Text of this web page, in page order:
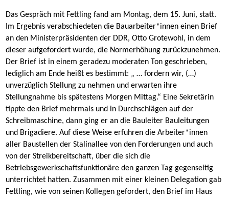
Das Gespräch mit Fettling fand am Montag, dem 15. Juni, statt.
Im Ergebnis verabschiedeten die Bauarbeiter*innen einen Brief
an den Ministerpräsidenten der DDR, Otto Grotewohl, in dem
dieser aufgefordert wurde, die Normerhöhung zurückzunehmen.
Der Brief ist in einem geradezu moderaten Ton geschrieben,
lediglich am Ende heißt es bestimmt: „ … fordern wir, (…)
unverzüglich Stellung zu nehmen und erwarten ihre
Stellungnahme bis spätestens Morgen Mittag.“ Eine Sekretärin
tippte den Brief mehrmals und in Durchschlägen auf der
Schreibmaschine, dann ging er an die Bauleiter Bauleitungen
und Brigadiere. Auf diese Weise erfuhren die Arbeiter*innen
aller Baustellen der Stalinallee von den Forderungen und auch
von der Streikbereitschaft, über die sich die
Betriebsgewerkschaftsfunktionäre den ganzen Tag gegenseitig
unterrichtet hatten. Zusammen mit einer kleinen Delegation gab
Fettling, wie von seinen Kollegen gefordert, den Brief im Haus